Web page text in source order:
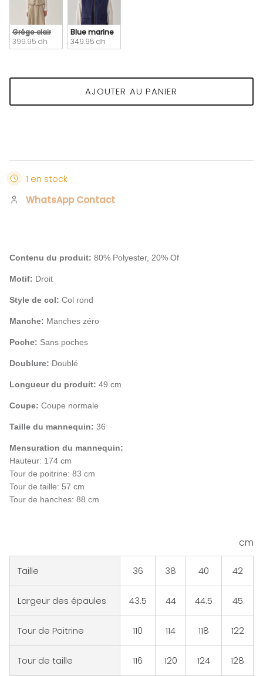
Grége clair
399.95 dh
Blue marine
349.95 dh
AJOUTER AU PANIER
1 en stock
WhatsApp Contact
Contenu du produit: 80% Polyester, 20% Of
Motif: Droit
Style de col: Col rond
Manche: Manches zéro
Poche: Sans poches
Doublure: Doublé
Longueur du produit: 49 cm
Coupe: Coupe normale
Taille du mannequin: 36
Mensuration du mannequin:
Hauteur: 174 cm
Tour de poitrine: 83 cm
Tour de taille: 57 cm
Tour de hanches: 88 cm
cm
Taille 36 38 40 42
Largeur des épaules 43.5 44 44.5 45
Tour de Poitrine 110 114 118 122
Tour de taille 116 120 124 128